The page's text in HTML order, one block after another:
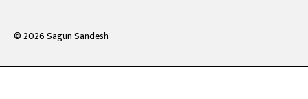
©2026Sagun Sandesh